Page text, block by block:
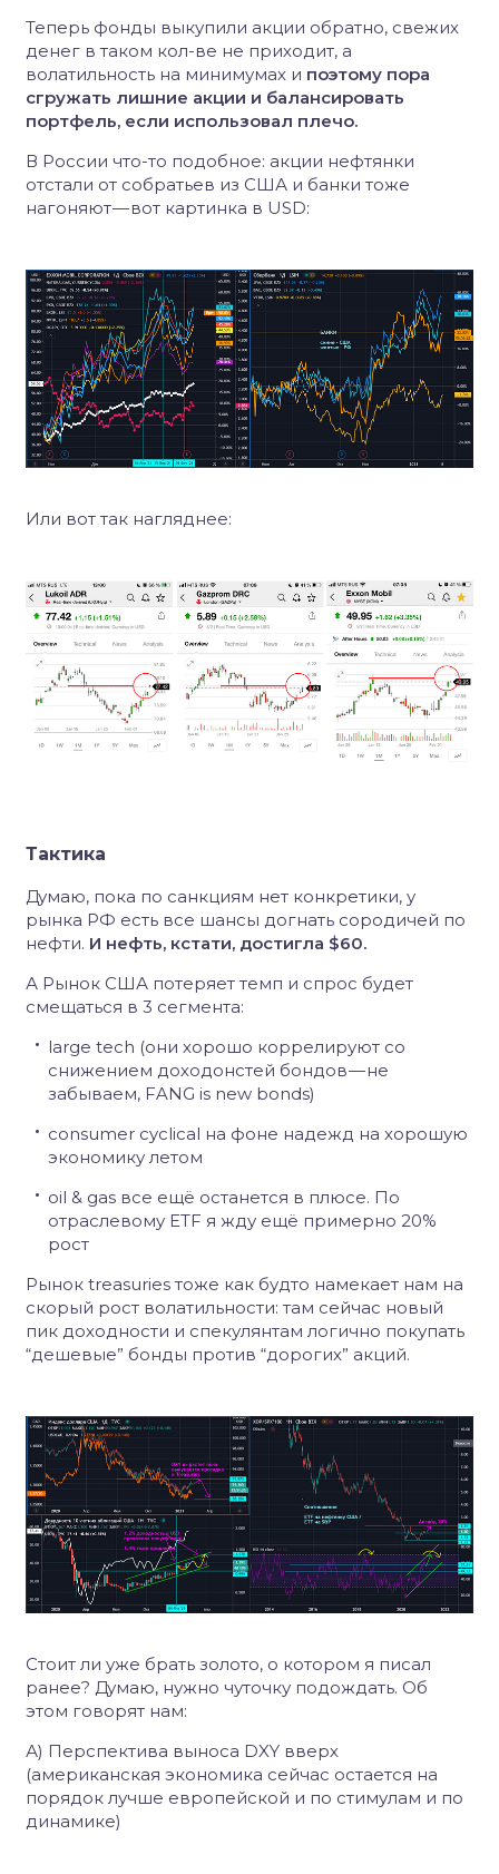
Теперь фонды выкупили акции обратно, свежих
денег в таком кол-ве не приходит, а
волатильность на минимумах и поэтому пора
сгружать лишние акции и балансировать
портфель, если использовал плечо.
В России что-то подобное: акции нефтянки
отстали от собратьев из США и банки тоже
нагоняют — вот картинка в USD:
Или вот так нагляднее:
Тактика
Думаю, пока по санкциям нет конкретики, у
рынка РФ есть все шансы догнать сородичей по
нефти. И нефть, кстати, достигла $60.
А Рынок США потеряет темп и спрос будет
смещаться в 3 сегмента:
large tech (они хорошо коррелируют со
снижением доходонстей бондов — не
забываем, FANG is new bonds)
consumer cyclical на фоне надежд на хорошую
экономику летом
oil & gas все ещё останется в плюсе. По
отраслевому ETF я жду ещё примерно 20%
рост
Рынок treasuries тоже как будто намекает нам на
скорый рост волатильности: там сейчас новый
пик доходности и спекулянтам логично покупать
“дешевые” бонды против “дорогих” акций.
Стоит ли уже брать золото, о котором я писал
ранее? Думаю, нужно чуточку подождать. Об
этом говорят нам:
А) Перспектива выноса DXY вверх
(американская экономика сейчас остается на
порядок лучше европейской и по стимулам и по
динамике)